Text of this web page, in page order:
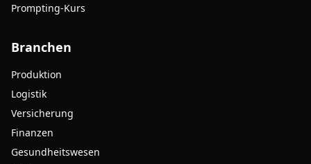
Prompting-Kurs
Branchen
Produktion
Logistik
Versicherung
Finanzen
Gesundheitswesen